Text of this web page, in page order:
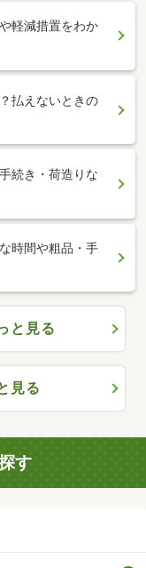
軽減措置をわか
払えないときの
続き・荷造りな
時間や粗品・手
と見る
見る
す